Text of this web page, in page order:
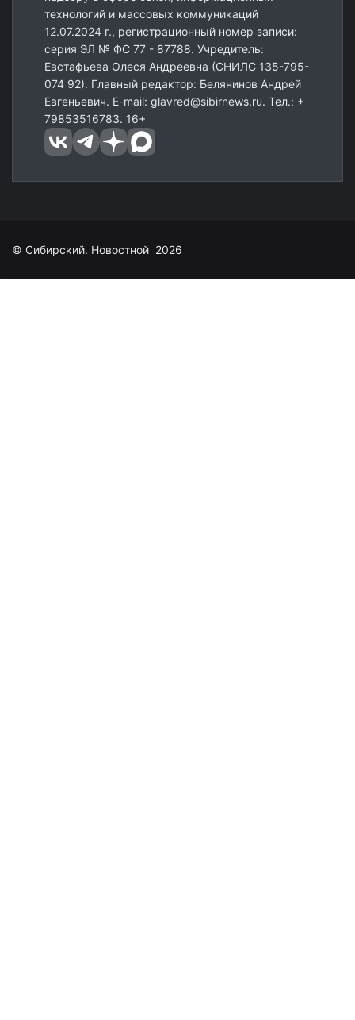
технологий и массовых коммуникаций
12.07.2024 г., регистрационный номер записи:
серия ЭЛ № ФС 77 - 87788. Учредитель:
Евстафьева Олеся Андреевна (СНИЛС 135-795-
074 92). Главный редактор: Белянинов Андрей
Евгеньевич. E-mail: glavred@sibirnews.ru. Тел.: +
79853516783. 16+
© Сибирский. Новостной 2026